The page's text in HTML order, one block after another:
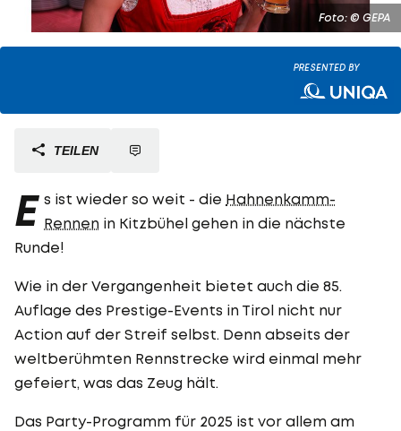
Foto: © GEPA
PRESENTED BY
TEILEN
E s ist wieder so weit - die Hahnenkamm-
Rennen in Kitzbühel gehen in die nächste
Runde!
Wie in der Vergangenheit bietet auch die 85.
Auflage des Prestige-Events in Tirol nicht nur
Action auf der Streif selbst. Denn abseits der
weltberühmten Rennstrecke wird einmal mehr
gefeiert, was das Zeug hält.
Das Party-Programm für 2025 ist vor allem am